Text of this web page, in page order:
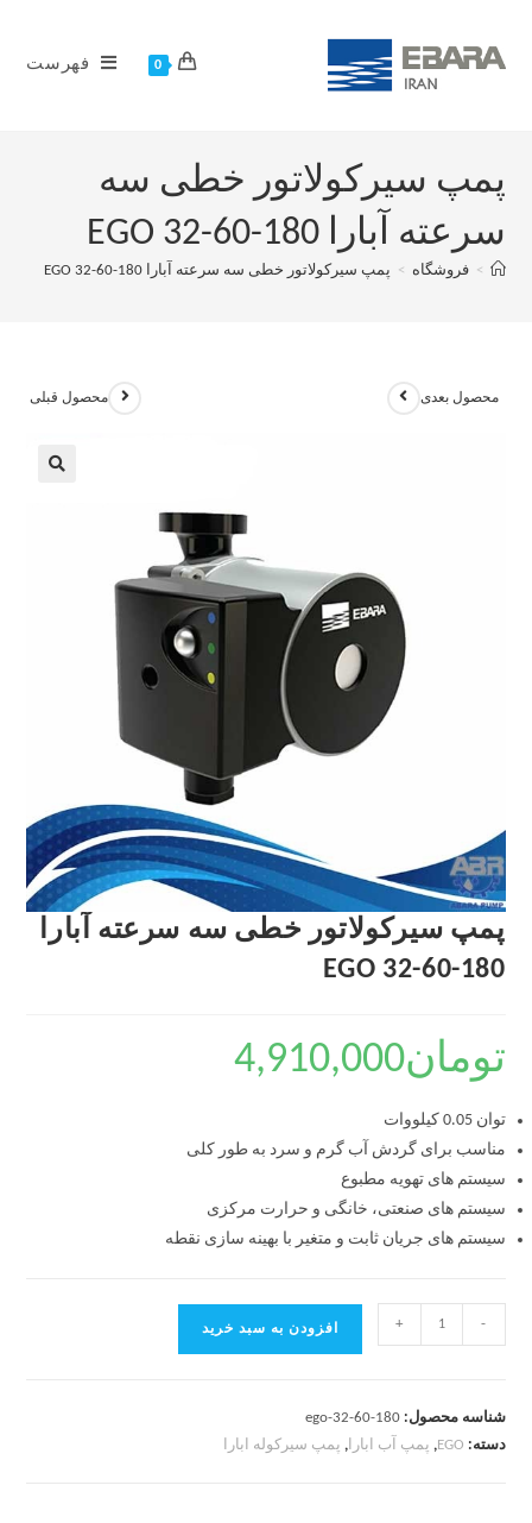
0 فهرست
پمپ سیرکولاتور خطی سه
سرعته آبارا EGO 32-60-180
> فروشگاه > پمپ سیرکولاتور خطی سه سرعته آبارا EGO 32-60-180
محصول قبلی محصول بعدی
پمپ سیرکولاتور خطی سه سرعته آبارا
EGO 32-60-180
تومان4,910,000
توان 0.05 کیلووات
مناسب برای گردش آب گرم و سرد به طور کلی
سیستم های تهویه مطبوع
سیستم های صنعتی، خانگی و حرارت مرکزی
سیستم های جریان ثابت و متغیر با بهینه سازی نقطه
-
+ افزودن به سبد خرید
شناسه محصول:ego-32-60-180
دسته: EGO
, پمپ آب ابارا, پمپ سیرکوله ابارا